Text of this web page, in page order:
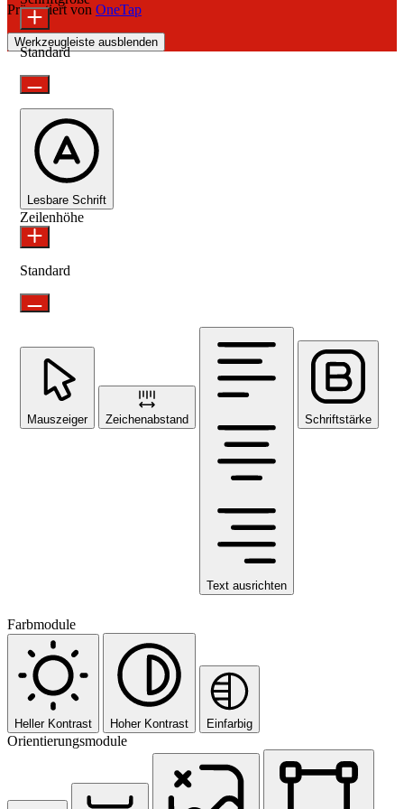
Präsentiert von OneTap
Werkzeugleiste ausblenden
Standard
Lesbare Schrift
Zeilenhöhe
Standard
Mauszeiger Zeichenabstand
Text ausrichten
Schriftstärke
Farbmodule
Heller Kontrast Hoher Kontrast Einfarbig
Orientierungsmodule